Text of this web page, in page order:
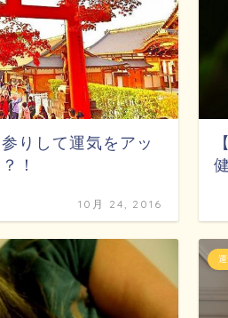
りして運気をアッ
！
10月 24, 2016